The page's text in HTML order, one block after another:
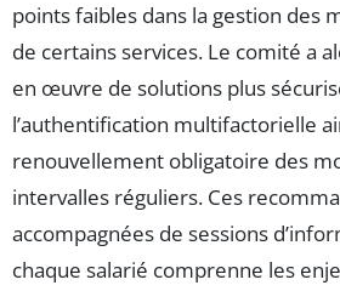
points faibles dans la gestion des
de certains services. Le comité a
en œuvre de solutions plus
l’authentification multifactorielle
renouvellement obligatoire des
intervalles réguliers. Ces
accompagnées de sessions
chaque salarié comprenne les